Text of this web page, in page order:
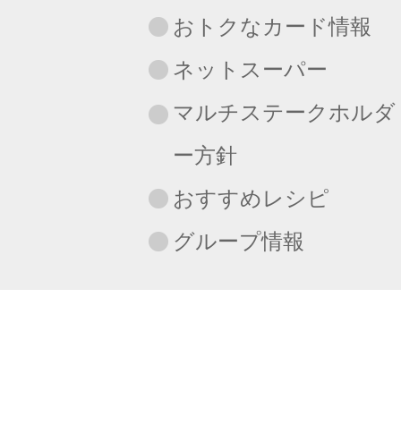
おトクなカード情報
ネットスーパー
マルチステークホルダ
ー方針
おすすめレシピ
グループ情報